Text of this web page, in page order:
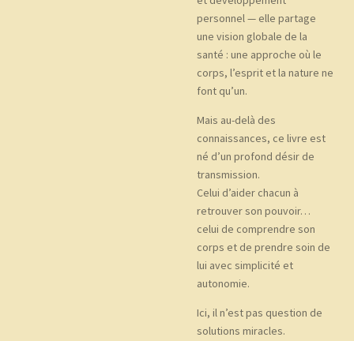
personnel — elle partage
une vision globale de la
santé : une approche où le
corps, l’esprit et la nature ne
font qu’un.
Mais au-delà des
connaissances, ce livre est
né d’un profond désir de
transmission.
Celui d’aider chacun à
retrouver son pouvoir…
celui de comprendre son
corps et de prendre soin de
lui avec simplicité et
autonomie.
Ici, il n’est pas question de
solutions miracles.